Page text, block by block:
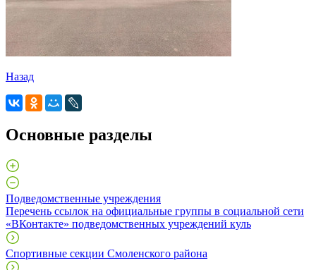
Назад
Основные разделы
Подведомственные учреждения
Перечень ссылок на официальные группы в социальной сети
«ВКонтакте» подведомственных учреждений куль
Спортивные секции Смоленского района